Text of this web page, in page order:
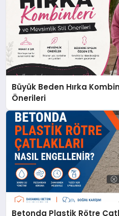
Büyük Beden Hırka
Önerileri
Betonda Plastik Rötre